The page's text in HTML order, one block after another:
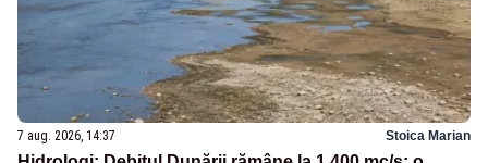
7 aug. 2026, 14:37 Stoica Marian